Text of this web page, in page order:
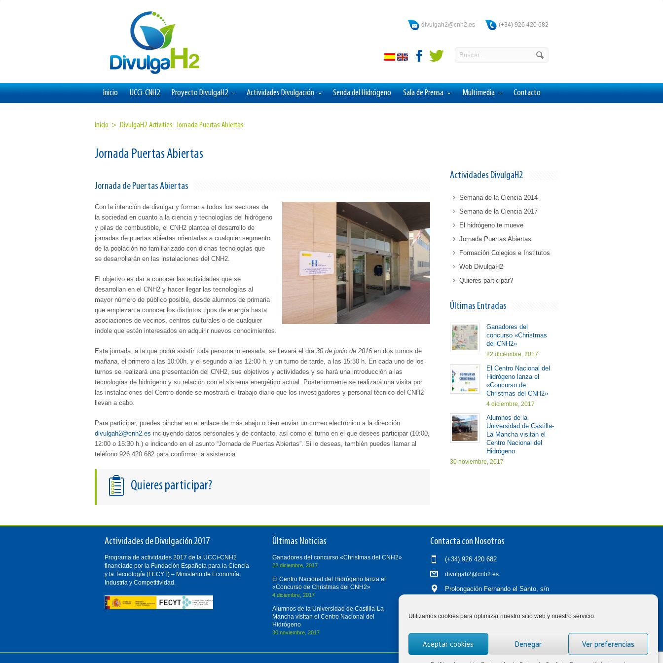
Utilizamos cookies para optimizar nuestro sitio web y nuestro servicio.
Aceptar cookies Denegar Ver preferencias
(+34) 926 420 682
divulgah2@cnh2.es
Inicio UCCi-CNH2 Proyecto DivulgaH2 Actividades Divulgación Senda del Hidrógeno Sala de Prensa Multimedia Contacto
Inicio > DivulgaH2 Activities Jornada Puertas Abiertas
Jornada Puertas Abiertas
Jornada de Puertas Abiertas
Con la intención de divulgar y formar a todos los sectores de
la sociedad en cuanto a la ciencia y tecnologías del hidrógeno
y pilas de combustible, el CNH2 plantea el desarrollo de
jornadas de puertas abiertas orientadas a cualquier segmento
de la población no familiarizado con dichas tecnologías que
se desarrollarán en las instalaciones del CNH2.
El objetivo es dar a conocer las actividades que se
desarrollan en el CNH2 y hacer llegar las tecnologías al
mayor número de público posible, desde alumnos de primaria
que empiezan a conocer los distintos tipos de energía hasta
asociaciones de vecinos, centros culturales o de cualquier
índole que estén interesados en adquirir nuevos conocimientos.
Esta jornada, a la que podrá asistir toda persona interesada, se llevará el día 30 de junio de 2016 en dos turnos de
mañana, el primero a las 10:00h. y el segundo a las 12:00 h. y un turno de tarde, a las 15:30 h. En cada uno de los
turnos se realizará una presentación del CNH2, sus objetivos y actividades y se hará una introducción a las
tecnologías de hidrógeno y su relación con el sistema energético actual. Posteriormente se realizará una visita por
las instalaciones del Centro donde se mostrará el trabajo diario que los investigadores y personal técnico del CNH2
llevan a cabo.
Para participar, puedes pinchar en el enlace de más abajo o bien enviar un correo electrónico a la dirección
divulgah2@cnh2.es incluyendo datos personales y de contacto, así como el turno en el que desees participar (10:00,
12:00 o 15:30 h.) e indicando en el asunto “Jornada de Puertas Abiertas”. Si lo deseas, también puedes llamar al
teléfono 926 420 682 para confirmar la asistencia.
Quieres participar?
Actividades DivulgaH2
Semana de la Ciencia 2014
Semana de la Ciencia 2017
El hidrógeno te mueve
Jornada Puertas Abiertas
Formación Colegios e Institutos
Web DivulgaH2
Quieres participar?
Últimas Entradas
Ganadores del
concurso «Christmas
del CNH2»
22 diciembre, 2017
El Centro Nacional del
Hidrógeno lanza el
«Concurso de
Christmas del CNH2»
4 diciembre, 2017
Alumnos de la
Universidad de Castilla-
La Mancha visitan el
Centro Nacional del
Hidrógeno
30 noviembre, 2017
Actividades de Divulgación 2017
Programa de actividades 2017 de la UCCi-CNH2
financiado por la Fundación Española para la Ciencia
y la Tecnología (FECYT) – Ministerio de Economía,
Industria y Competitividad.
Últimas Noticias
Ganadores del concurso «Christmas del CNH2»
22 diciembre, 2017
El Centro Nacional del Hidrógeno lanza el
«Concurso de Christmas del CNH2»
4 diciembre, 2017
Alumnos de la Universidad de Castilla-La
Mancha visitan el Centro Nacional del
Hidrógeno
30 noviembre, 2017
Contacta con Nosotros
(+34) 926 420 682
divulgah2@cnh2.es
Prolongación Fernando el Santo, s/n